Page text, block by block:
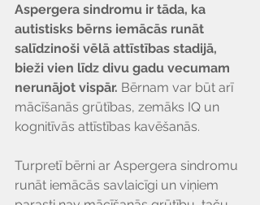
Aspergera sindromu ir tāda, ka
autistisks bērns iemācās runāt
salīdzinoši vēlā attīstības stadijā,
bieži vien līdz divu gadu vecumam
nerunājot vispār. Bērnam var būt arī
mācīšanās grūtības, zemāks IQ un
kognitīvās attīstības kavēšanās.
Turpretī bērni ar Aspergera sindromu
runāt iemācās savlaicīgi un viņiem